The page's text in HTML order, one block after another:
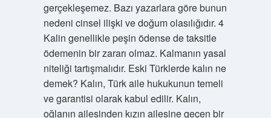
gerçekleşemez. Bazı yazarlara göre bunun
nedeni cinsel ilişki ve doğum olasılığıdır. 4
Kalin genellikle peşin ödense de taksitle
ödemenin bir zararı olmaz. Kalmanın yasal
niteliği tartışmalıdır. Eski Türklerde kalın ne
demek? Kalın, Türk aile hukukunun temeli
ve garantisi olarak kabul edilir. Kalın,
oğlanın ailesinden kızın ailesine geçen bir